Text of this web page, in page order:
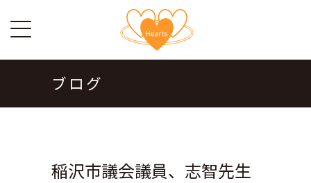
ブログ
稲沢市議会議員、志智先生